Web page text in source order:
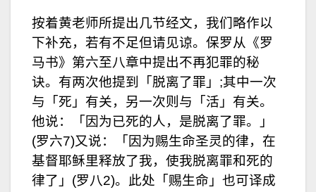
器
按着黄老师所提出几节经文，我们略作以
下补充，若有不足但请见谅。保罗从《罗
马书》第六至八章中提出不再犯罪的秘
诀。有两次他提到「脱离了罪」;其中一次
与「死」有关，另一次则与「活」有关。
他说：「因为已死的人，是脱离了罪。」
(罗六7)又说：「因为赐生命圣灵的律，在
基督耶稣里释放了我，使我脱离罪和死的
律了」(罗八2)。此处「赐生命」也可译成